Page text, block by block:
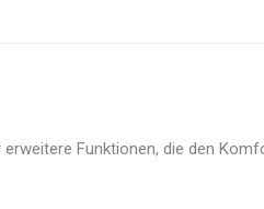
Funktionen, die den